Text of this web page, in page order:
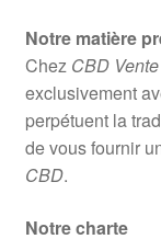
Notre matière
Chez CBD
exclusivement
perpétuent la
de vous fournir
CBD.
Notre charte